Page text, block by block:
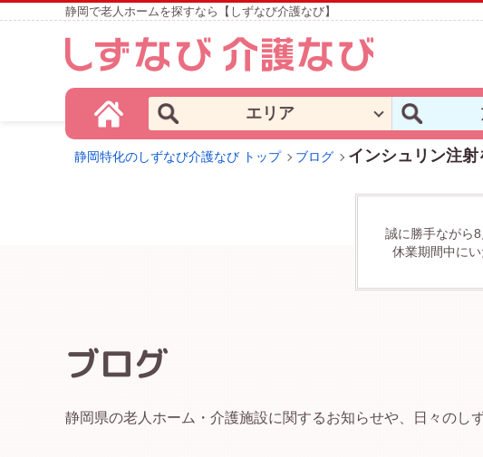
静岡で老人ホームを探すなら【しずなび介護なび】
エリア
静岡特化のしずなび介護なび トップ ブログ インシュリン注
誠に勝手ながら
休業期間中に
ブログ
静岡県の老人ホーム・介護施設に関するお知らせや、日々のし